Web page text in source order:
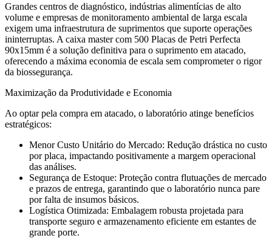
Grandes centros de diagnóstico, indústrias alimentícias de alto
volume e empresas de monitoramento ambiental de larga escala
exigem uma infraestrutura de suprimentos que suporte operações
ininterruptas. A caixa master com 500 Placas de Petri Perfecta
90x15mm é a solução definitiva para o suprimento em atacado,
oferecendo a máxima economia de escala sem comprometer o rigor
da biossegurança.
Maximização da Produtividade e Economia
Ao optar pela compra em atacado, o laboratório atinge benefícios
estratégicos:
Menor Custo Unitário do Mercado: Redução drástica no custo
por placa, impactando positivamente a margem operacional
das análises.
Segurança de Estoque: Proteção contra flutuações de mercado
e prazos de entrega, garantindo que o laboratório nunca pare
por falta de insumos básicos.
Logística Otimizada: Embalagem robusta projetada para
transporte seguro e armazenamento eficiente em estantes de
grande porte.